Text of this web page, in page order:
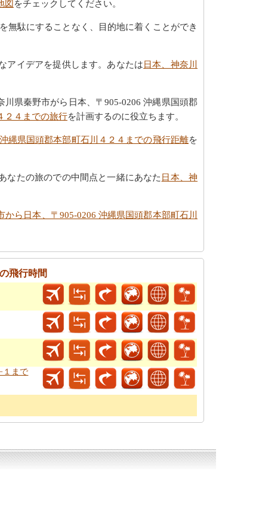
図をチェックしてください。
無駄にすることなく、目的地に着くことができ
アイデアを提供します。あなたは日本、神奈川
県秦野市がら日本、〒905-0206 沖縄県国頭郡
２４までの旅行を計画するのに役立ちます。
縄県国頭郡本部町石川４２４までの飛行距離を
なたの旅のでの中間点と一緒にあなた 日本、神
から日本、〒905-0206 沖縄県国頭郡本部町石川
飛行時間
１まで